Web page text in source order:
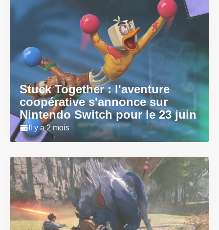
Stuck Together : l'aventure
coopérative s'annonce sur
Nintendo Switch pour le 23 juin
Il y a 2 mois